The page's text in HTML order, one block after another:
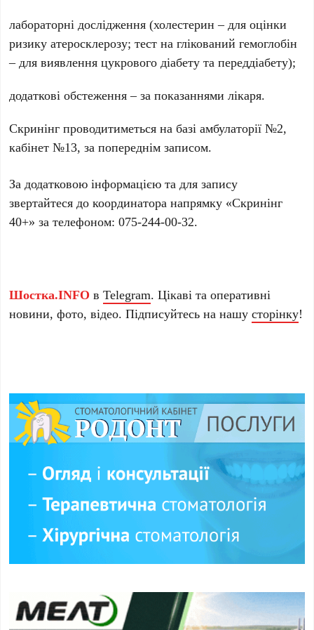
лабораторні дослідження (холестерин – для оцінки
ризику атеросклерозу; тест на глікований гемоглобін
– для виявлення цукрового діабету та переддіабету);
додаткові обстеження – за показаннями лікаря.
Скринінг проводитиметься на базі амбулаторії №2,
кабінет №13, за попереднім записом.
За додатковою інформацією та для запису
звертайтеся до координатора напрямку «Скринінг
40+» за телефоном: 075-244-00-32.
Шостка.INFO вTelegram. Цікаві та оперативні
новини, фото, відео. Підписуйтесь на нашусторінку!